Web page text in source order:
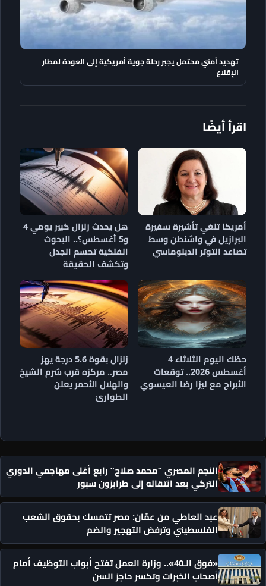
تهديد أمني محتمل يجبر رحلة جوية أمريكية إلى العودة لمطار
الإقلاع
اقرأ أيضًا
أمريكا تلغي تأشيرة سفيرة
البرازيل في واشنطن وسط
تصاعد التوتر الدبلوماسي
هل يحدث زلزال كبير يومي 4
و5 أغسطس؟.. البحوث
الفلكية تحسم الجدل
وتكشف الحقيقة
حظك اليوم الثلاثاء 4
أغسطس 2026.. توقعات
الأبراج مع ليزا رضا العيسوي
زلزال بقوة 5.6 درجة يهز
مصر.. مركزه قرب شرم الشيخ
والهلال الأحمر يعلن
الطوارئ
النجم المصري “محمد صلاح” رابع أغلى مهاجمي الدوري
التركي بعد انتقاله إلى طرابزون سبور
عبد العاطي من عمّان: مصر تتمسك بحقوق الشعب
الفلسطيني وترفض التهجير والضم
«فوق الـ40».. وزارة العمل تفتح أبواب التوظيف أمام
أصحاب الخبرات وتكسر حاجز السن